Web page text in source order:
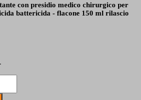
con presidio medico chirurgico per
battericida - flacone 150 ml rilascio